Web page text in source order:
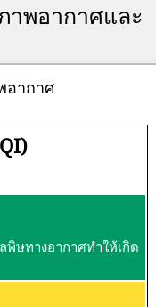
าพอากาศและ
อากาศ
ษทางอากาศทำให้เกิด